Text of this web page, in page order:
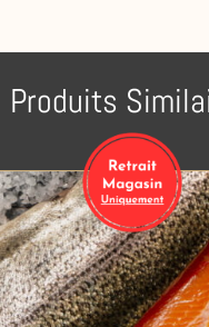
Produits